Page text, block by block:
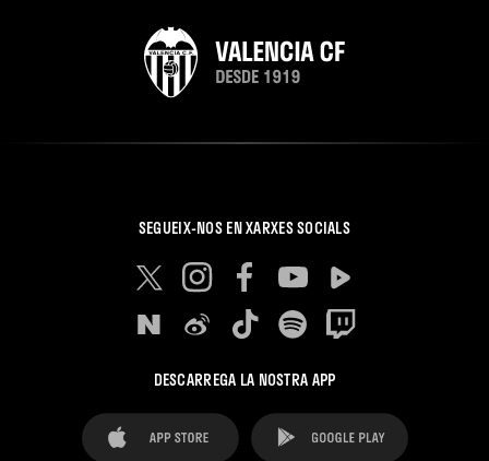
SEGUEIX-NOS EN XARXES SOCIALS
DESCARREGA LA NOSTRA APP